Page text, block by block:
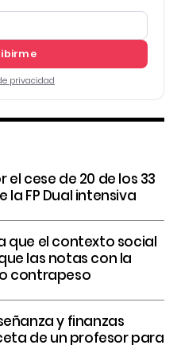
privacidad
cese de 20 de los 33
FP Dual intensiva
que el contexto social
las notas con la
contrapeso
y finanzas
de un profesor para